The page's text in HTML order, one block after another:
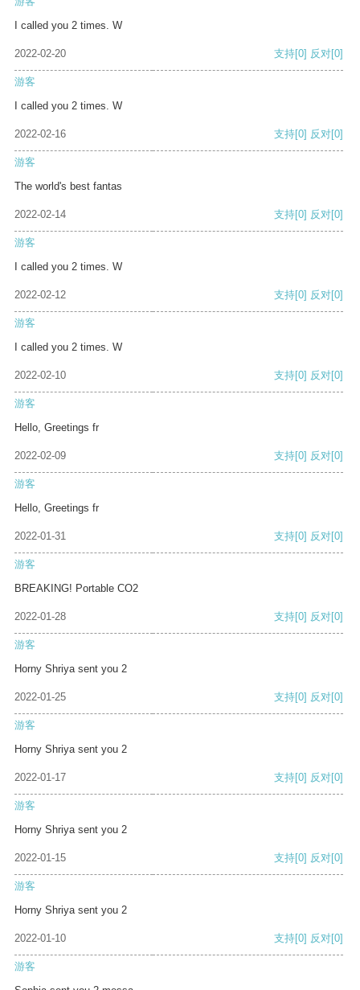
I called you 2 times. W
2022-02-20 支持[0] 反对[0]
游客
I called you 2 times. W
2022-02-16 支持[0] 反对[0]
游客
The world's best fantas
2022-02-14 支持[0] 反对[0]
游客
I called you 2 times. W
2022-02-12 支持[0] 反对[0]
游客
I called you 2 times. W
2022-02-10 支持[0] 反对[0]
游客
Hello, Greetings fr
2022-02-09 支持[0] 反对[0]
游客
Hello, Greetings fr
2022-01-31 支持[0] 反对[0]
游客
BREAKING! Portable CO2
2022-01-28 支持[0] 反对[0]
游客
Horny Shriya sent you 2
2022-01-25 支持[0] 反对[0]
游客
Horny Shriya sent you 2
2022-01-17 支持[0] 反对[0]
游客
Horny Shriya sent you 2
2022-01-15 支持[0] 反对[0]
游客
Horny Shriya sent you 2
2022-01-10 支持[0] 反对[0]
游客